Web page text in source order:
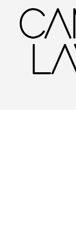
Inicio Blog